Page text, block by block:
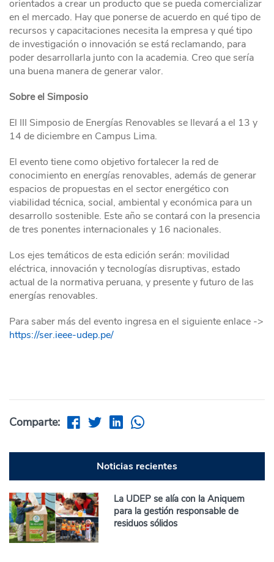
orientados a crear un producto que se pueda comercializar
en el mercado. Hay que ponerse de acuerdo en qué tipo de
recursos y capacitaciones necesita la empresa y qué tipo
de investigación o innovación se está reclamando, para
poder desarrollarla junto con la academia. Creo que sería
una buena manera de generar valor.
Sobre el Simposio
El III Simposio de Energías Renovables se llevará a el 13 y
14 de diciembre en Campus Lima.
El evento tiene como objetivo fortalecer la red de
conocimiento en energías renovables, además de generar
espacios de propuestas en el sector energético con
viabilidad técnica, social, ambiental y económica para un
desarrollo sostenible. Este año se contará con la presencia
de tres ponentes internacionales y 16 nacionales.
Los ejes temáticos de esta edición serán: movilidad
eléctrica, innovación y tecnologías disruptivas, estado
actual de la normativa peruana, y presente y futuro de las
energías renovables.
Para saber más del evento ingresa en el siguiente enlace ->
https://ser.ieee-udep.pe/
Comparte:
Noticias recientes
La UDEP se alía con la Aniquem
para la gestión responsable de
residuos sólidos